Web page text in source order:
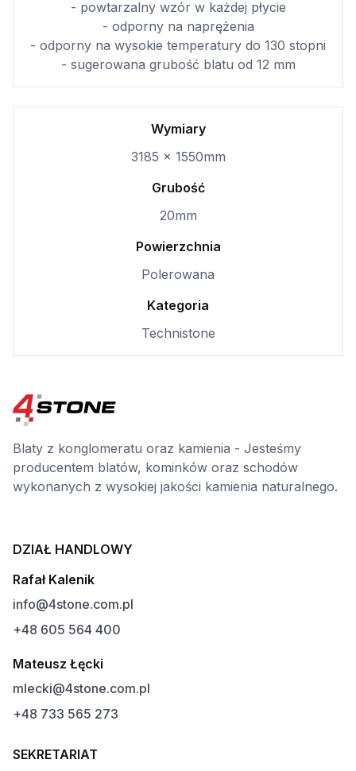
- powtarzalny wzór w każdej płycie
- odporny na naprężenia
- odporny na wysokie temperatury do 130 stopni
- sugerowana grubość blatu od 12 mm
Wymiary
3185 x 1550mm
Grubość
20mm
Powierzchnia
Polerowana
Kategoria
Technistone
Blaty z konglomeratu oraz kamienia - Jesteśmy
producentem blatów, kominków oraz schodów
wykonanych z wysokiej jakości kamienia naturalnego.
DZIAŁ HANDLOWY
Rafał Kalenik
info@4stone.com.pl
+48 605 564 400
Mateusz Łęcki
mlecki@4stone.com.pl
+48 733 565 273
SEKRETARIAT